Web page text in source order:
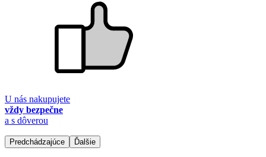
U nás nakupujete
vždy bezpečne
a s dôverou
Predchádzajúce Ďalšie